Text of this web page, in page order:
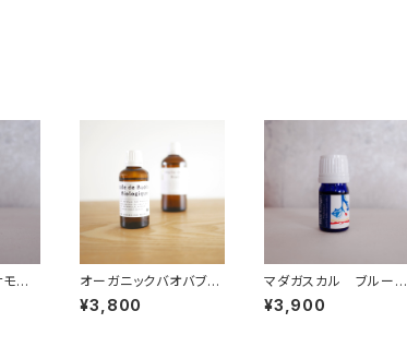
ン
オーガニックバオバブオ
イル(セネガル産) 100
ml
¥3,800
マダガスカル ブルー
ジンジャー精油 10ml
オーガニック
¥3,900